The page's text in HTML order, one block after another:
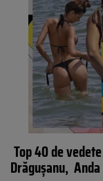
Top 40 de
Drăgușanu,